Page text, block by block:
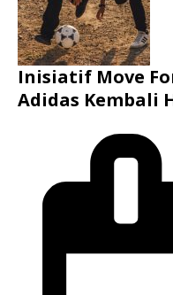
Inisiatif Move
Adidas Kembali